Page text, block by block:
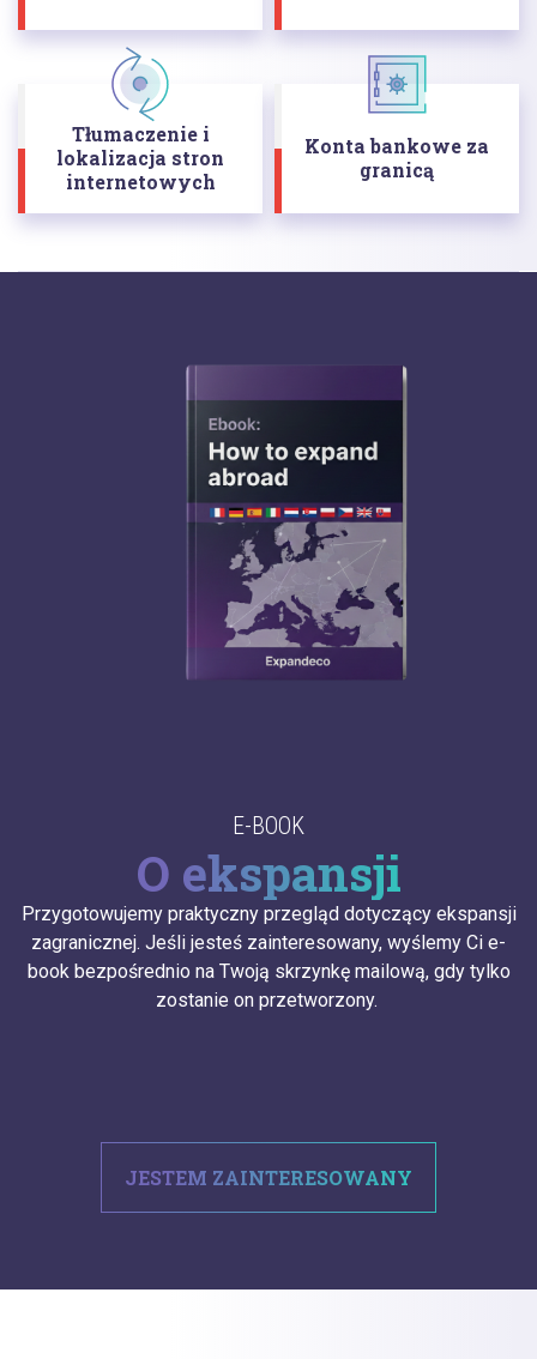
Tłumaczenie i
lokalizacja stron
internetowych
Konta bankowe za
granicą
E-BOOK
O ekspansji
Przygotowujemy praktyczny przegląd dotyczący ekspansji
zagranicznej. Jeśli jesteś zainteresowany, wyślemy Ci e-
book bezpośrednio na Twoją skrzynkę mailową, gdy tylko
zostanie on przetworzony.
JESTEM ZAINTERESOWANY